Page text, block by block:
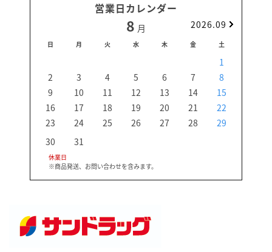
営業日カレンダー
8 月 2026.09
日 月 火 水 木 金 土
1
2
3 4 5 6 7
8
9
10 11 12 13 14
15
16
17 18 19 20 21
22
23
24 25 26 27 28
29
30
31
休業日
※商品発送、お問い合わせを含みます。